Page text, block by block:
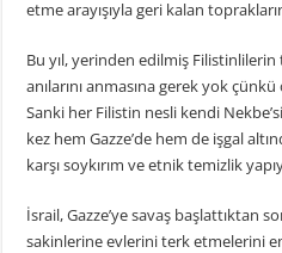
etme arayışıyla geri kalan
Bu yıl, yerinden edilmiş Filistinlilerin
anılarını anmasına gerek yok
Sanki her Filistin nesli kendi
kez hem Gazze’de hem de işgal
karşı soykırım ve etnik temizlik
İsrail, Gazze’ye savaş başlattıktan
sakinlerine evlerini terk etmelerini